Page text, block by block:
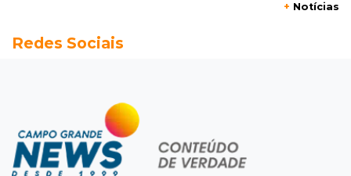
Menino de 11 anos queimado pode precisar de
17 votos
Câmara derruba veto e garante consulta
simplificada a salários de servidores
+ Notícias
Redes Sociais